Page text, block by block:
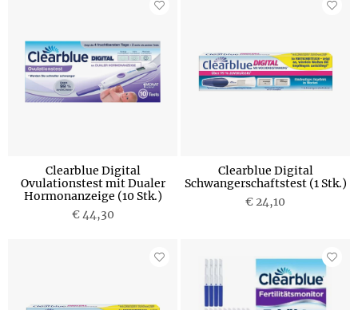
Clearblue Digital
Ovulationstest mit Dualer
Hormonanzeige (10 Stk.)
€ 44,30
Clearblue Digital
Schwangerschaftstest (1 Stk.)
€ 24,10